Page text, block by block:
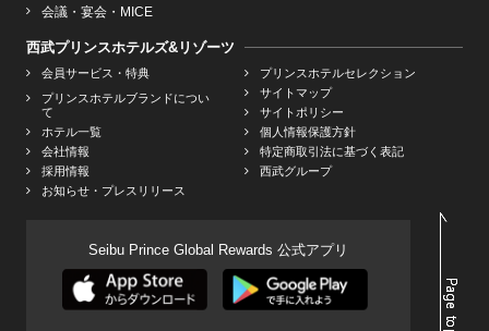
会議・宴会・MICE
西武プリンスホテルズ&リゾーツ
会員サービス・特典
プリンスホテルブランドについ
て
ホテル一覧
会社情報
採用情報
お知らせ・プレスリリース
プリンスホテルセレクション
サイトマップ
サイトポリシー
個人情報保護方針
特定商取引法に基づく表記
西武グループ
Seibu Prince Global Rewards 公式アプリ